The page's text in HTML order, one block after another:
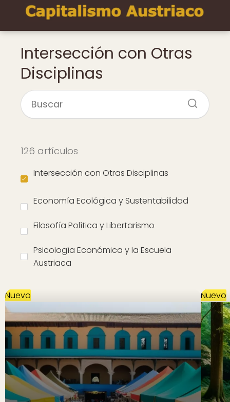
Intersección con Otras
Disciplinas
126 artículos
Intersección con Otras Disciplinas
Economía Ecológica y Sustentabilidad
Filosofía Política y Libertarismo
Psicología Económica y la Escuela
Austriaca
Nuevo Nuevo